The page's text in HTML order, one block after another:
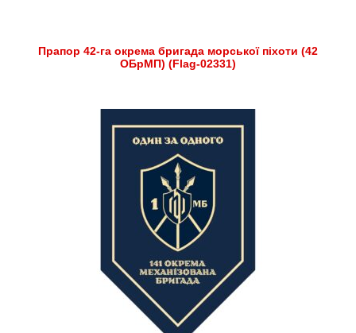
Прапор 42-га окрема бригада морської піхоти (42
ОБрМП) (Flag-02331)